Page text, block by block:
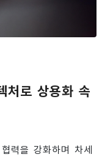
처로 상용화 속
력을 강화하며 차세